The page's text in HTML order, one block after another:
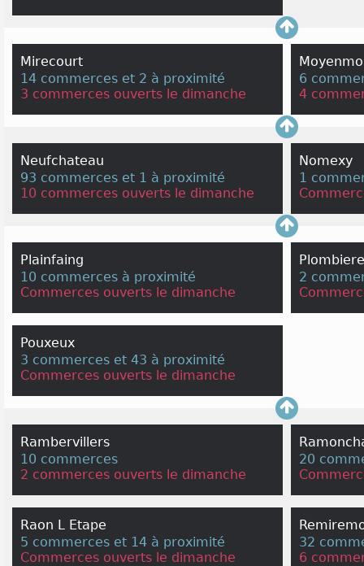
Mirecourt
14 commerces et 2 à proximité
3 commerces ouverts le dimanche
6
4
Neufchateau
93 commerces et 1 à proximité
10 commerces ouverts le dimanche
Nomexy
1
Plainfaing
10 commerces à proximité
Commerces ouverts le dimanche
2
Pouxeux
3 commerces et 43 à proximité
Commerces ouverts le dimanche
Rambervillers
10 commerces
2 commerces ouverts le dimanche
20
Raon L Etape
5 commerces et 14 à proximité
Commerces ouverts le dimanche
32
6